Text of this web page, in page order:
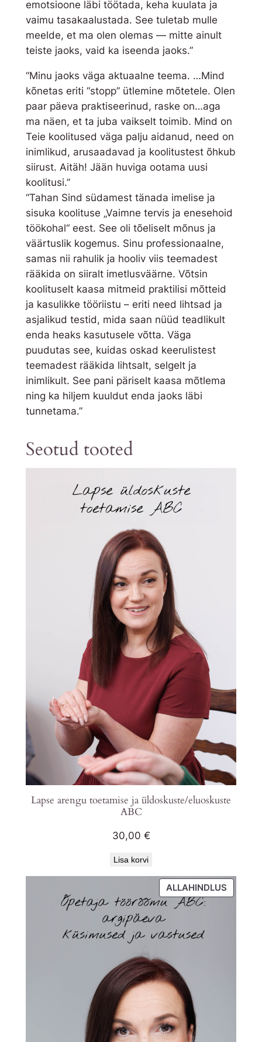
emotsioone läbi töötada, keha kuulata ja
vaimu tasakaalustada. See tuletab mulle
meelde, et ma olen olemas — mitte ainult
teiste jaoks, vaid ka iseenda jaoks.”
“Minu jaoks väga aktuaalne teema. …Mind
kõnetas eriti “stopp” ütlemine mõtetele. Olen
paar päeva praktiseerinud, raske on…aga
ma näen, et ta juba vaikselt toimib. Mind on
Teie koolitused väga palju aidanud, need on
inimlikud, arusaadavad ja koolitustest õhkub
siirust. Aitäh! Jään huviga ootama uusi
koolitusi.”
“Tahan Sind südamest tänada imelise ja
sisuka koolituse „Vaimne tervis ja enesehoid
töökohal“ eest. See oli tõeliselt mõnus ja
väärtuslik kogemus. Sinu professionaalne,
samas nii rahulik ja hooliv viis teemadest
rääkida on siiralt imetlusväärne. Võtsin
koolituselt kaasa mitmeid praktilisi mõtteid
ja kasulikke tööriistu – eriti need lihtsad ja
asjalikud testid, mida saan nüüd teadlikult
enda heaks kasutusele võtta. Väga
puudutas see, kuidas oskad keerulistest
teemadest rääkida lihtsalt, selgelt ja
inimlikult. See pani päriselt kaasa mõtlema
ning ka hiljem kuuldut enda jaoks läbi
tunnetama.”
Seotud tooted
Lapse arengu toetamise ja üldoskuste/eluoskuste
ABC
30,00 €
Lisa korvi
ALLAHINDLUS
TOODE